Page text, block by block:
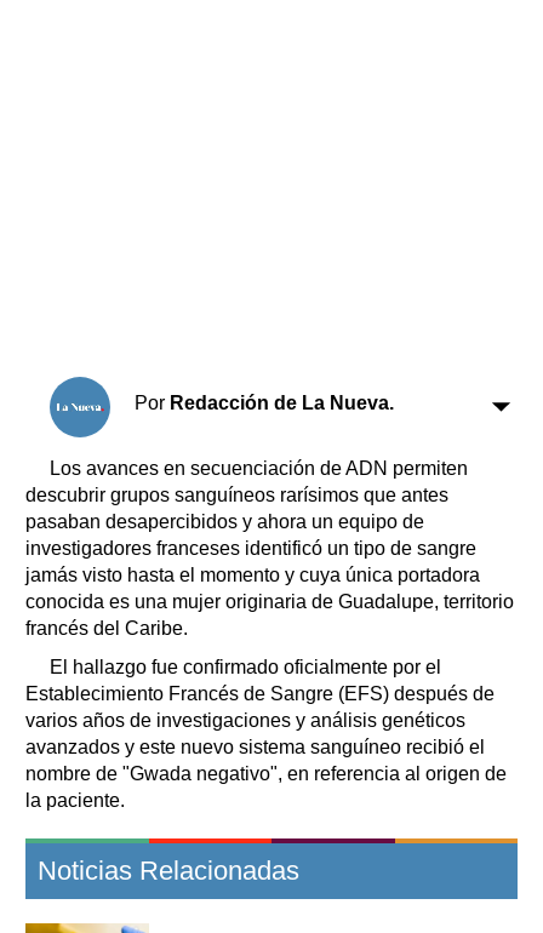
Por Redacción de La Nueva.
Los avances en secuenciación de ADN permiten
descubrir grupos sanguíneos rarísimos que antes
pasaban desapercibidos y ahora un equipo de
investigadores franceses identificó un tipo de sangre
jamás visto hasta el momento y cuya única portadora
conocida es una mujer originaria de Guadalupe, territorio
francés del Caribe.
El hallazgo fue confirmado oficialmente por el
Establecimiento Francés de Sangre (EFS) después de
varios años de investigaciones y análisis genéticos
avanzados y este nuevo sistema sanguíneo recibió el
nombre de "Gwada negativo", en referencia al origen de
la paciente.
Noticias Relacionadas